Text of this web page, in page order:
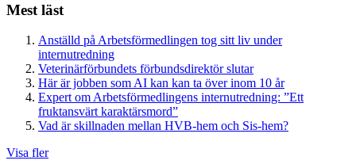
Mest läst
Anställd på Arbetsförmedlingen tog sitt liv under
internutredning
Veterinärförbundets förbundsdirektör slutar
Här är jobben som AI kan kan ta över inom 10 år
Expert om Arbetsförmedlingens internutredning: ”Ett
fruktansvärt karaktärsmord”
Vad är skillnaden mellan HVB-hem och Sis-hem?
Visa fler